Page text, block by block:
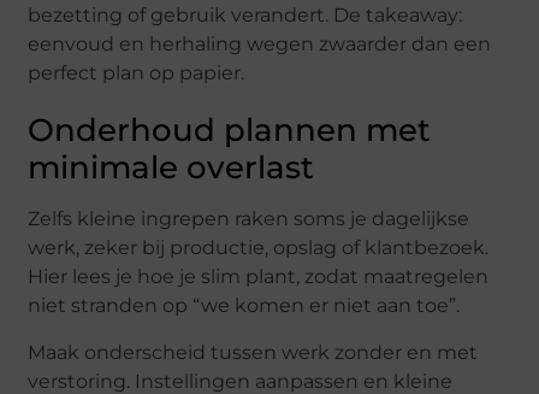
bezetting of gebruik verandert. De takeaway:
eenvoud en herhaling wegen zwaarder dan een
perfect plan op papier.
Onderhoud plannen met
minimale overlast
Zelfs kleine ingrepen raken soms je dagelijkse
werk, zeker bij productie, opslag of klantbezoek.
Hier lees je hoe je slim plant, zodat maatregelen
niet stranden op “we komen er niet aan toe”.
Maak onderscheid tussen werk zonder en met
verstoring. Instellingen aanpassen en kleine